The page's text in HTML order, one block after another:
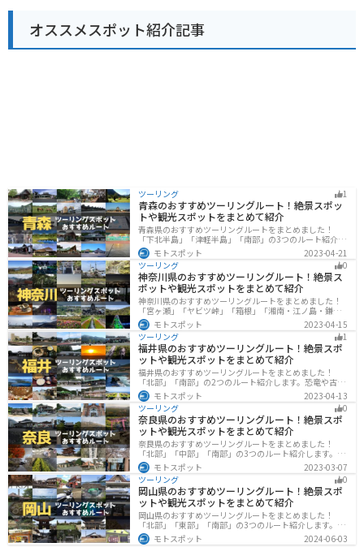
オススメスポット紹介記事
ツーリング 1
青森のおすすめツーリングルート！絶景スポッ
トや観光スポットをまとめて紹介
青森県のおすすめツーリングルートをまとめました！
「下北半島」「津軽半島」「南部」の3つのルート紹介し
ます。自然に恵まれた風光明媚な景色や歴史文化に触れ
られる観光スポットが多くあります。バイクで青森県に
ツーリングに行く際は参考にしてください。
モトスポット
2023-04-21
ツーリング
0
神奈川県のおすすめツーリングルート！絶景ス
ポットや観光スポットをまとめて紹介
神奈川県のおすすめツーリングルートをまとめました！
「宮ヶ瀬」「ヤビツ峠」「箱根」「湘南・江ノ島・鎌
倉」「三浦」「みなとみらい」の6つのルート紹介しま
す。自然豊かなスポット、歴史ある観光名所、都市部で
楽しめるツーリングスポットまで多数あります。バイク
で神奈川県にツーリングに行く際は参考にしてくださ
い。
モトスポット
2023-04-15
ツーリング
1
福井県のおすすめツーリングルート！絶景スポ
ットや観光スポットをまとめて紹介
福井県のおすすめツーリングルートをまとめました！
「北部」「南部」の2つのルート紹介します。恐竜や古代
遺跡、温泉地など魅力に溢れるスポットが多数ありま
す。バイクで福井県にツーリングに行く際は参考にして
ください。
モトスポット
2023-04-13
ツーリング
0
奈良県のおすすめツーリングルート！絶景スポ
ットや観光スポットをまとめて紹介
奈良県のおすすめツーリングルートをまとめました！
「北部」「中部」「南部」の3つのルート紹介します。歴
史のある神社寺院が多数あり、自然豊かや山々、グルメ
を満喫するツーリングができます。バイクで奈良県にツ
ーリングに行く際は参考にしてください。
モトスポット
2023-03-07
ツーリング
0
岡山県のおすすめツーリングルート！絶景スポ
ットや観光スポットをまとめて紹介
岡山県のおすすめツーリングルートをまとめました！
「北部」「東部」「南部」の3つのルート紹介します。岡
山市や倉敷市など、歴史ある街並みも魅力的で、バイク
ツーリングに最適なスポットが多数あります。バイクで
モトスポット 2024-06-03